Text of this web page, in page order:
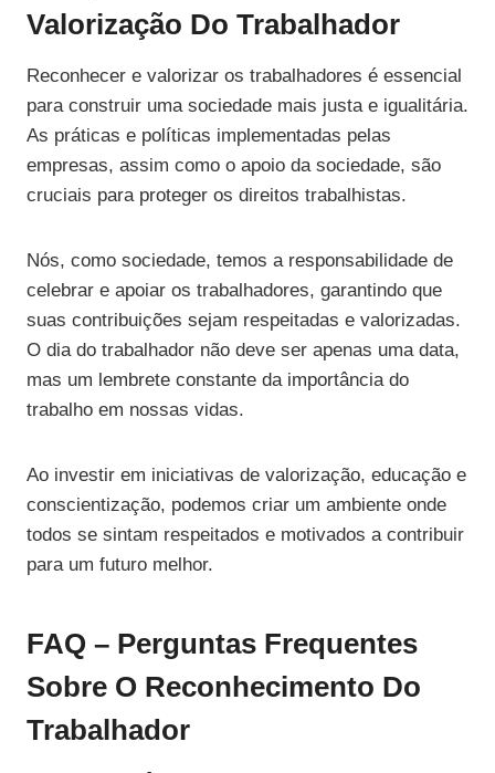
Valorização Do Trabalhador
Reconhecer e valorizar os trabalhadores é essencial
para construir uma sociedade mais justa e igualitária.
As práticas e políticas implementadas pelas
empresas, assim como o apoio da sociedade, são
cruciais para proteger os direitos trabalhistas.
Nós, como sociedade, temos a responsabilidade de
celebrar e apoiar os trabalhadores, garantindo que
suas contribuições sejam respeitadas e valorizadas.
O dia do trabalhador não deve ser apenas uma data,
mas um lembrete constante da importância do
trabalho em nossas vidas.
Ao investir em iniciativas de valorização, educação e
conscientização, podemos criar um ambiente onde
todos se sintam respeitados e motivados a contribuir
para um futuro melhor.
FAQ – Perguntas Frequentes
Sobre O Reconhecimento Do
Trabalhador